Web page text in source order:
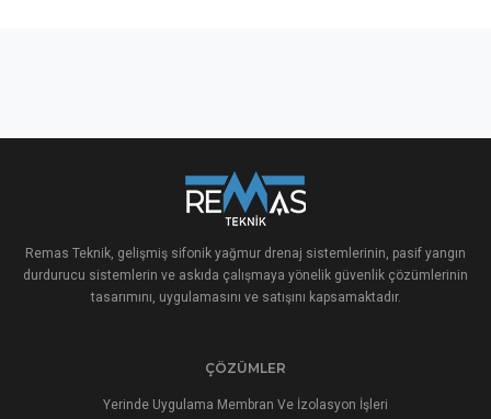
Remas Teknik, gelişmiş sifonik yağmur drenaj sistemlerinin, pasif yangın
durdurucu sistemlerin ve askıda çalışmaya yönelik güvenlik çözümlerinin
tasarımını, uygulamasını ve satışını kapsamaktadır.
ÇÖZÜMLER
Yerinde Uygulama Membran Ve İzolasyon İşleri